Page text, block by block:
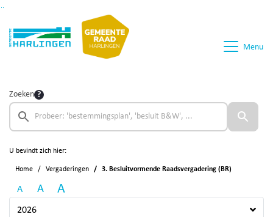
Menu
Zoeken
U bevindt zich hier:
Home Vergaderingen 3. Besluitvormende Raadsvergadering (BR)
A A A
2026